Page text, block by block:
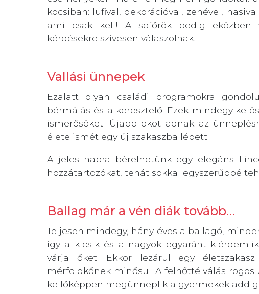
kocsiban: lufival, dekorációval, zenével,
ami csak kell! A sofőrök pedig eközben
kérdésekre szívesen válaszolnak.
Vallási ünnepek
Ezalatt olyan családi programokra
bérmálás és a keresztelő. Ezek mindegyike
ismerősöket. Újabb okot adnak az
élete ismét egy új szakaszba lépett.
A jeles napra bérelhetünk egy elegáns
hozzátartozókat, tehát sokkal egyszerűbbé
Ballag már a vén diák tovább…
Teljesen mindegy, hány éves a ballagó,
így a kicsik és a nagyok egyaránt
várja őket. Ekkor lezárul egy
mérföldkőnek minősül. A felnőtté válás
kellőképpen megünneplik a gyermekek